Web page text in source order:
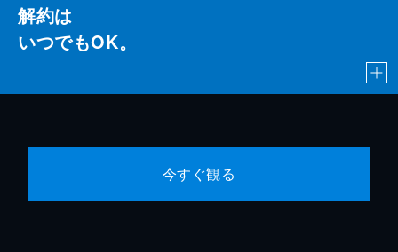
解約は
いつでもOK。
今すぐ観る